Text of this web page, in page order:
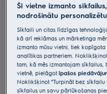
Šī vietne izmanto
nodrošinātu
Sīkfaili un citas līdzīgas
kā arī reklāmas un mārketinga
izmanto mūsu vietni, tiek
analītikas partneriem.
tam, kā mēs izmantojam
vietnē, pielāgotīpašos
Noklikšķinot “Turpināt bez
sīkfailus un savu pārlūkošanas